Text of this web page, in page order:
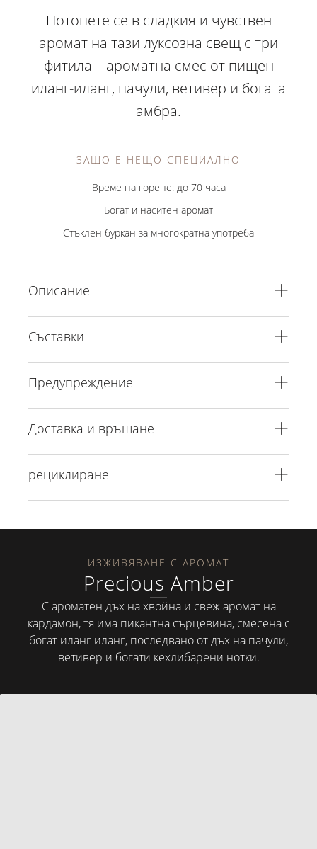
Потопете се в сладкия и чувствен
аромат на тази луксозна свещ с три
фитила – ароматна смес от пищен
иланг-иланг, пачули, ветивер и богата
амбра.
ЗАЩО Е НЕЩО СПЕЦИАЛНО
Време на горене: до 70 часа
Богат и наситен аромат
Стъклен буркан за многократна употреба
Описание
Съставки
Предупреждение
Доставка и връщане
рециклиране
ИЗЖИВЯВАНЕ С АРОМАТ
Precious Amber
С ароматен дъх на хвойна и свеж аромат на
кардамон, тя има пикантна сърцевина, смесена с
богат иланг иланг, последвано от дъх на пачули,
ветивер и богати кехлибарени нотки.